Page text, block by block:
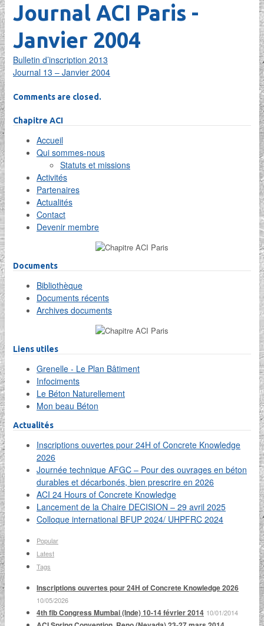
Journal ACI Paris -
Janvier 2004
Bulletin d’inscription 2013
Journal 13 – Janvier 2004
Comments are closed.
Chapitre ACI
Accueil
Qui sommes-nous
Statuts et missions
Activités
Partenaires
Actualités
Contact
Devenir membre
Documents
Bibliothèque
Documents récents
Archives documents
Liens utiles
Grenelle - Le Plan Bâtiment
Infociments
Le Béton Naturellement
Mon beau Béton
Actualités
Inscriptions ouvertes pour 24H of Concrete Knowledge
2026
Journée technique AFGC – Pour des ouvrages en béton
durables et décarbonés, bien prescrire en 2026
ACI 24 Hours of Concrete Knowledge
Lancement de la Chaire DECISION – 29 avril 2025
Colloque international BFUP 2024/ UHPFRC 2024
Popular
Latest
Tags
Inscriptions ouvertes pour 24H of Concrete Knowledge 2026
10/05/2026
4th fib Congress Mumbai (Inde) 10-14 février 2014 10/01/2014